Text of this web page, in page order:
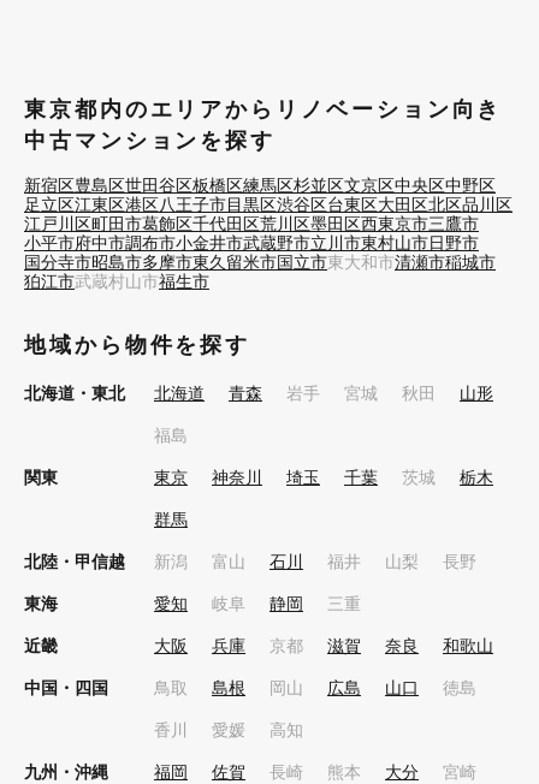
東京都内のエリアからリノベーション向き
中古マンションを探す
新宿区豊島区世田谷区板橋区練馬区杉並区文京区中央区中野区
足立区江東区港区八王子市目黒区渋谷区台東区大田区北区品川区
江戸川区町田市葛飾区千代田区荒川区墨田区西東京市三鷹市
小平市府中市調布市小金井市武蔵野市立川市東村山市日野市
国分寺市昭島市多摩市東久留米市国立市東大和市清瀬市稲城市
狛江市武蔵村山市福生市
地域から物件を探す
北海道・東北 北海道 青森 岩手 宮城 秋田 山形
福島
関東 東京 神奈川 埼玉 千葉 茨城 栃木
群馬
北陸・甲信越 新潟 富山 石川 福井 山梨 長野
東海 愛知 岐阜 静岡 三重
近畿 大阪 兵庫 京都 滋賀 奈良 和歌山
中国・四国 鳥取 島根 岡山 広島 山口 徳島
香川 愛媛 高知
九州・沖縄 福岡 佐賀 長崎 熊本 大分 宮崎